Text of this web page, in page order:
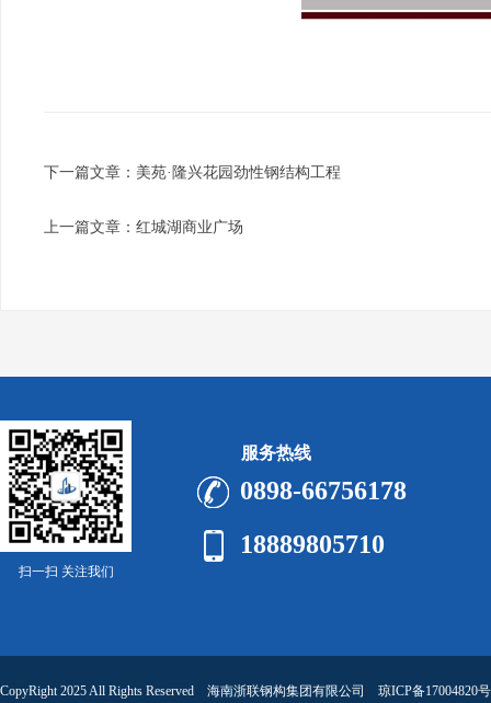
下一篇文章： 美苑·隆兴花园劲性钢结构工程
上一篇文章： 红城湖商业广场
扫一扫 关注我们
服务热线
0898-66756178
18889805710
CopyRight 2025 All Rights Reserved 海南浙联钢构集团有限公司 琼ICP备17004820